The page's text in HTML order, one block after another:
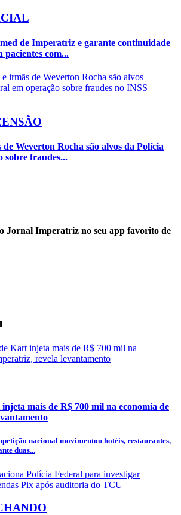
de Imperatriz e garante continuidade
com...
Weverton Rocha são alvos da Polícia
sobre fraudes...
Jornal Imperatriz no seu app favorito de
mais de R$ 700 mil na economia de
nacional movimentou hotéis, restaurantes,
duas...